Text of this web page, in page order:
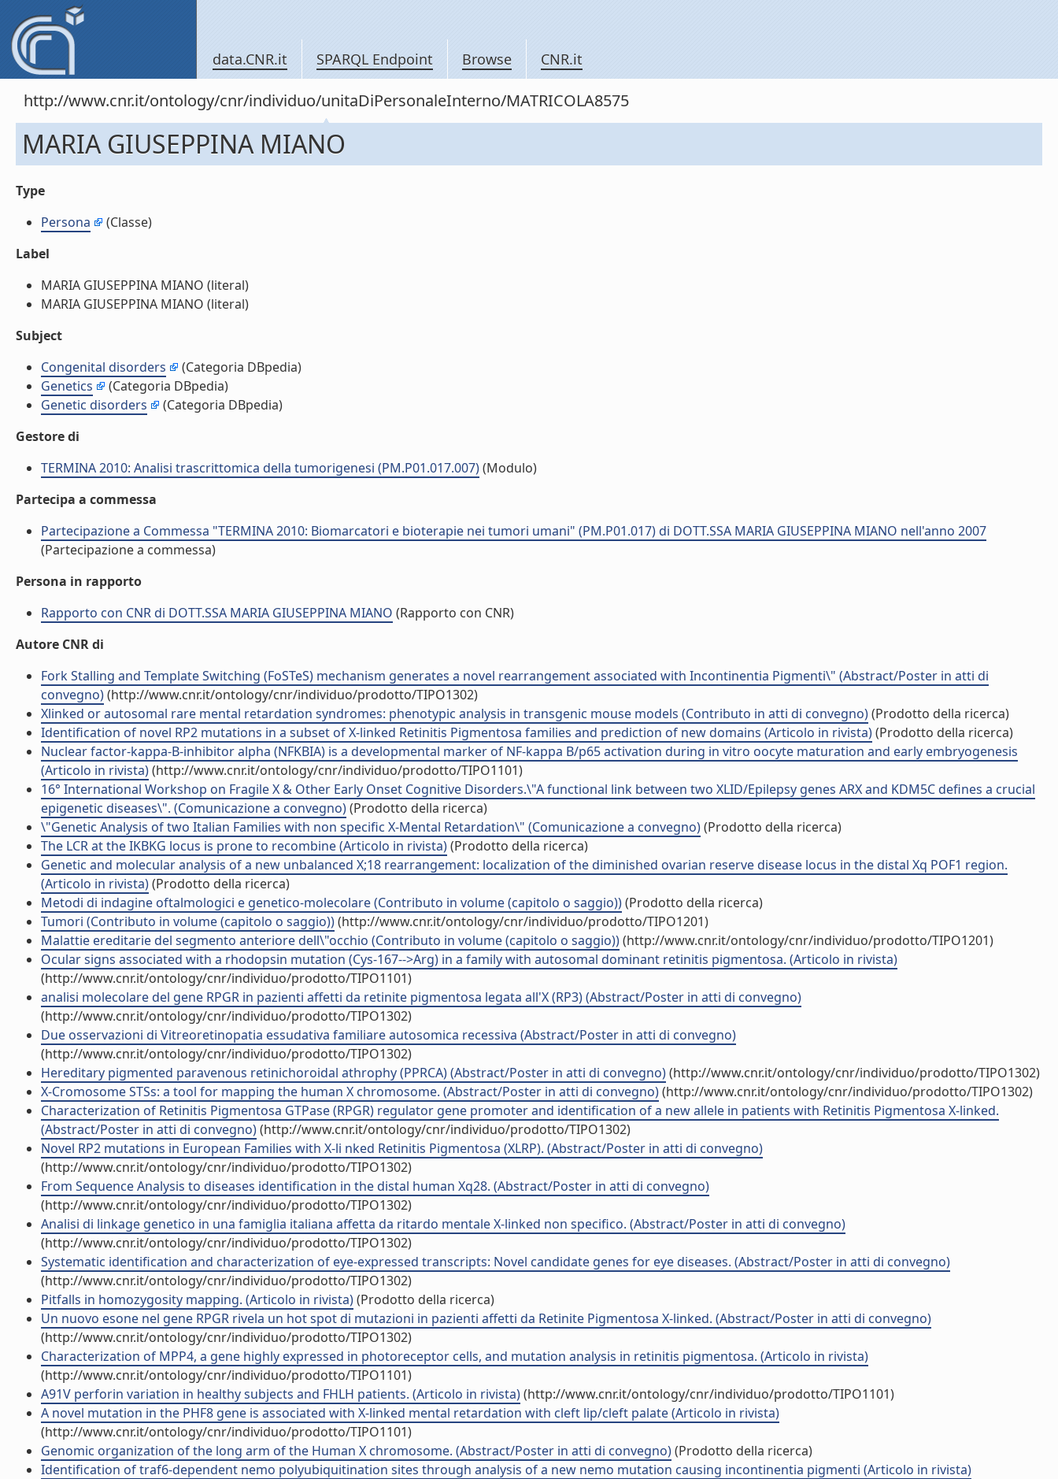
data.CNR.it SPARQL Endpoint Browse CNR.it
http://www.cnr.it/ontology/cnr/individuo/unitaDiPersonaleInterno/MATRICOLA8575
MARIA GIUSEPPINA MIANO
Type
Persona
(Classe)
Label
MARIA GIUSEPPINA MIANO (literal)
MARIA GIUSEPPINA MIANO (literal)
Subject
Congenital disorders
(Categoria DBpedia)
Genetics
(Categoria DBpedia)
Genetic disorders
(Categoria DBpedia)
Gestore di
TERMINA 2010: Analisi trascrittomica della tumorigenesi (PM.P01.017.007)(Modulo)
Partecipa a commessa
Partecipazione a Commessa "TERMINA 2010: Biomarcatori e bioterapie nei tumori umani" (PM.P01.017) di DOTT.SSA MARIA GIUSEPPINA MIANO nell'anno 2007
(Partecipazione a commessa)
Persona in rapporto
Rapporto con CNR di DOTT.SSA MARIA GIUSEPPINA MIANO (Rapporto con CNR)
Autore CNR di
Fork Stalling and Template Switching (FoSTeS) mechanism generates a novel rearrangement associated with Incontinentia Pigmenti\" (Abstract/Poster in atti di
convegno)(http://www.cnr.it/ontology/cnr/individuo/prodotto/TIPO1302)
Xlinked or autosomal rare mental retardation syndromes: phenotypic analysis in transgenic mouse models (Contributo in atti di convegno)(Prodotto della ricerca)
Identification of novel RP2 mutations in a subset of X-linked Retinitis Pigmentosa families and prediction of new domains (Articolo in rivista)(Prodotto della ricerca)
Nuclear factor-kappa-B-inhibitor alpha (NFKBIA) is a developmental marker of NF-kappa B/p65 activation during in vitro oocyte maturation and early embryogenesis
(Articolo in rivista)(http://www.cnr.it/ontology/cnr/individuo/prodotto/TIPO1101)
16° International Workshop on Fragile X & Other Early Onset Cognitive Disorders.\"A functional link between two XLID/Epilepsy genes ARX and KDM5C defines a crucial
epigenetic diseases\". (Comunicazione a convegno)(Prodotto della ricerca)
\"Genetic Analysis of two Italian Families with non specific X-Mental Retardation\" (Comunicazione a convegno)(Prodotto della ricerca)
The LCR at the IKBKG locus is prone to recombine (Articolo in rivista)(Prodotto della ricerca)
Genetic and molecular analysis of a new unbalanced X;18 rearrangement: localization of the diminished ovarian reserve disease locus in the distal Xq POF1 region.
(Articolo in rivista)(Prodotto della ricerca)
Metodi di indagine oftalmologici e genetico-molecolare (Contributo in volume (capitolo o saggio))(Prodotto della ricerca)
Tumori (Contributo in volume (capitolo o saggio))(http://www.cnr.it/ontology/cnr/individuo/prodotto/TIPO1201)
Malattie ereditarie del segmento anteriore dell\"occhio (Contributo in volume (capitolo o saggio))(http://www.cnr.it/ontology/cnr/individuo/prodotto/TIPO1201)
Ocular signs associated with a rhodopsin mutation (Cys-167-->Arg) in a family with autosomal dominant retinitis pigmentosa. (Articolo in rivista)
(http://www.cnr.it/ontology/cnr/individuo/prodotto/TIPO1101)
analisi molecolare del gene RPGR in pazienti affetti da retinite pigmentosa legata all'X (RP3) (Abstract/Poster in atti di convegno)
(http://www.cnr.it/ontology/cnr/individuo/prodotto/TIPO1302)
Due osservazioni di Vitreoretinopatia essudativa familiare autosomica recessiva (Abstract/Poster in atti di convegno)
(http://www.cnr.it/ontology/cnr/individuo/prodotto/TIPO1302)
Hereditary pigmented paravenous retinichoroidal athrophy (PPRCA) (Abstract/Poster in atti di convegno)(http://www.cnr.it/ontology/cnr/individuo/prodotto/TIPO1302)
X-Cromosome STSs: a tool for mapping the human X chromosome. (Abstract/Poster in atti di convegno)(http://www.cnr.it/ontology/cnr/individuo/prodotto/TIPO1302)
Characterization of Retinitis Pigmentosa GTPase (RPGR) regulator gene promoter and identification of a new allele in patients with Retinitis Pigmentosa X-linked.
(Abstract/Poster in atti di convegno)(http://www.cnr.it/ontology/cnr/individuo/prodotto/TIPO1302)
Novel RP2 mutations in European Families with X-li nked Retinitis Pigmentosa (XLRP). (Abstract/Poster in atti di convegno)
(http://www.cnr.it/ontology/cnr/individuo/prodotto/TIPO1302)
From Sequence Analysis to diseases identification in the distal human Xq28. (Abstract/Poster in atti di convegno)
(http://www.cnr.it/ontology/cnr/individuo/prodotto/TIPO1302)
Analisi di linkage genetico in una famiglia italiana affetta da ritardo mentale X-linked non specifico. (Abstract/Poster in atti di convegno)
(http://www.cnr.it/ontology/cnr/individuo/prodotto/TIPO1302)
Systematic identification and characterization of eye-expressed transcripts: Novel candidate genes for eye diseases. (Abstract/Poster in atti di convegno)
(http://www.cnr.it/ontology/cnr/individuo/prodotto/TIPO1302)
Pitfalls in homozygosity mapping. (Articolo in rivista)(Prodotto della ricerca)
Un nuovo esone nel gene RPGR rivela un hot spot di mutazioni in pazienti affetti da Retinite Pigmentosa X-linked. (Abstract/Poster in atti di convegno)
(http://www.cnr.it/ontology/cnr/individuo/prodotto/TIPO1302)
Characterization of MPP4, a gene highly expressed in photoreceptor cells, and mutation analysis in retinitis pigmentosa. (Articolo in rivista)
(http://www.cnr.it/ontology/cnr/individuo/prodotto/TIPO1101)
A91V perforin variation in healthy subjects and FHLH patients. (Articolo in rivista)(http://www.cnr.it/ontology/cnr/individuo/prodotto/TIPO1101)
A novel mutation in the PHF8 gene is associated with X-linked mental retardation with cleft lip/cleft palate (Articolo in rivista)
(http://www.cnr.it/ontology/cnr/individuo/prodotto/TIPO1101)
Genomic organization of the long arm of the Human X chromosome. (Abstract/Poster in atti di convegno)(Prodotto della ricerca)
Identification of traf6-dependent nemo polyubiquitination sites through analysis of a new nemo mutation causing incontinentia pigmenti (Articolo in rivista)